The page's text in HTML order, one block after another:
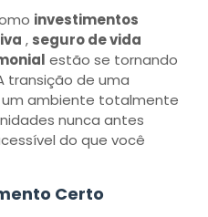
investimentos
, seguro de vida
estão se tornando
transição de uma
ambiente totalmente
nunca antes
do que você
Certo